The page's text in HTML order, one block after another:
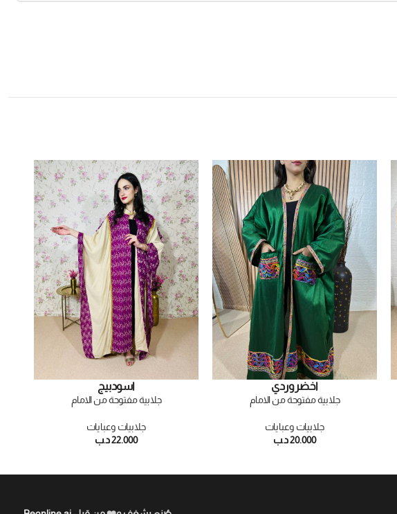
اخضر وردي
جلابية مفتوحة من الامام
جلابيات وعبايات
20.000د.ب
اسودبيج
جلابية مفتوحة من الامام
جلابيات وعبايات
22.000د.ب